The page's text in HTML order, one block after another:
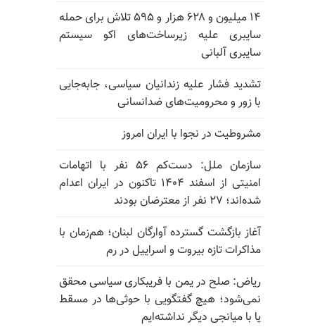
۱۴ میلیون و ۶۲۸ هزار و ۵۹۵ تلاش برای حمله
سایبری علیه زیرساخت‌های اکو سیستم
سایبری آلبانی
تشدید فشار علیه زندانیان سیاسی، جابه‌جایی
با زور و محرومیت‌های ضدانسانی
مشروطیت در نجوا با ایران امروز
سازمان ملل: دست‌کم ۵۶ نفر با اتهامات
امنیتی از اسفند ۱۴۰۴ تاکنون در ایران اعدام
شده‌اند؛ ۲۷ نفر از معترضان بودند
آغاز بازگشت گسترده آوارگان لبنان؛ هم‌زمان با
مذاکرات تازه بیروت و اسراییل در رم
ریاض: صلح در یمن با فریبکاری سیاسی محقق
نمی‌شود؛ هیچ گفتگویی با حوثی‌ها در مسقط
یا با میانجی دیگر نداشته‌ایم